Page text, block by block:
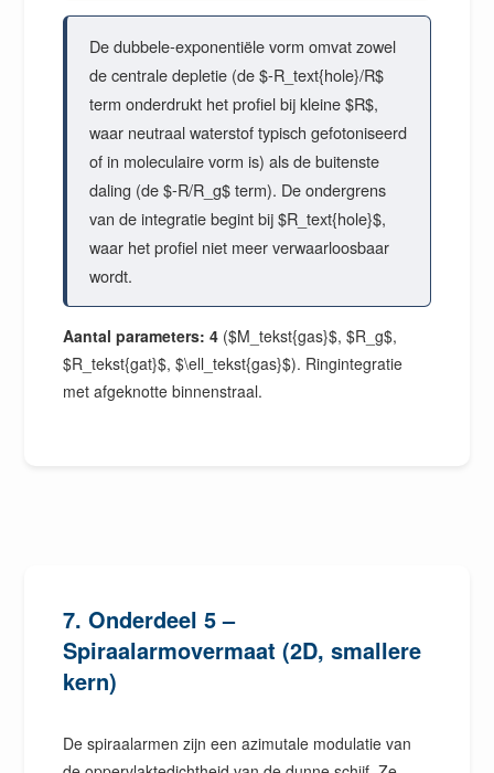
De dubbele-exponentiële vorm omvat zowel
de centrale depletie (de $-R_text{hole}/R$
term onderdrukt het profiel bij kleine $R$,
waar neutraal waterstof typisch gefotoniseerd
of in moleculaire vorm is) als de buitenste
daling (de $-R/R_g$ term). De ondergrens
van de integratie begint bij $R_text{hole}$,
waar het profiel niet meer verwaarloosbaar
wordt.
Aantal parameters: 4 ($M_tekst{gas}$, $R_g$,
$R_tekst{gat}$, $\ell_tekst{gas}$). Ringintegratie
met afgeknotte binnenstraal.
7. Onderdeel 5 –
Spiraalarmovermaat (2D, smallere
kern)
De spiraalarmen zijn een azimutale modulatie van